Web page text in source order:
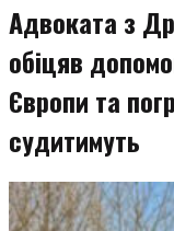
Адвоката з
обіцяв
Європи та
судитимуть